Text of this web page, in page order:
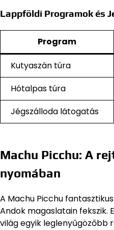
Lappföldi Programok és
Program
Kutyaszán túra
Hótalpas túra
Jégszálloda látogatás
Machu Picchu: A
nyomában
A Machu Picchu
Andok magaslatain fekszik.
világ egyik leglenyűgözőbb